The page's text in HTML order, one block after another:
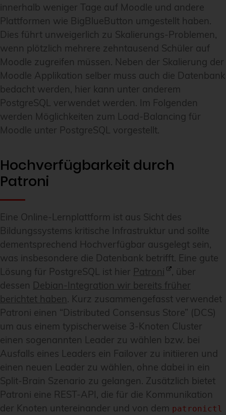
innerhalb weniger Tage auf Moodle und andere
Plattformen wie BigBlueButton umgestellt haben.
Dies führt unweigerlich zu Skalierungs-Problemen,
wenn plötzlich mehrere zehntausend Schüler auf
Moodle zugreifen müssen. Neben der Skalierung der
Moodle Applikation selber muss auch die Datenbank
bedacht werden, hier kann unter anderem
PostgreSQL verwendet werden. Im Folgenden
werden Möglichkeiten zum Load-Balancing für
Moodle unter PostgreSQL vorgestellt.
Hochverfügbarkeit durch
Patroni
Eine Online-Lernplattform ist aus Sicht des
Bildungssystems kritische Infrastruktur und sollte
dementsprechend Hochverfügbar ausgelegt sein,
was insbesondere die Datenbank betrifft. Eine gute
Lösung für PostgreSQL ist hier Patroni
, über
dessen Debian-Integration wir bereits früher
berichtet haben. Kurz zusammengefasst verwendet
Patroni einen “Distributed Consensus Store” (DCS)
um aus einem typischerweise 3-Knoten Cluster
einen sogenannten Leader zu wählen bzw. bei
Ausfalls eines Leaders ein Failover zu initiieren und
einen neuen Leader zu wählen, ohne dabei in ein
Split-Brain Szenario zu gelangen. Zusätzlich bietet
Patroni eine REST-API, die für die Kommunikation
der Knoten untereinander und von dem patronictl